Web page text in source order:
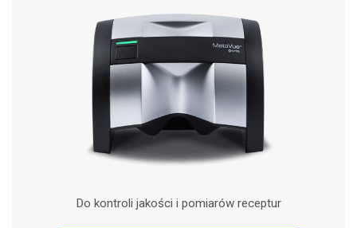
Do kontroli jakości i pomiarów receptur